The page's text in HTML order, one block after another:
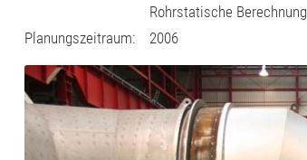
Rohrstatische Berechnung
Planungszeitraum:
2006